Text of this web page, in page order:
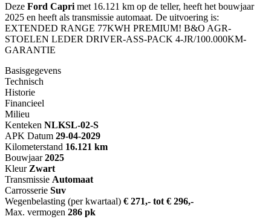
Deze Ford Capri met 16.121 km op de teller, heeft het bouwjaar
2025 en heeft als transmissie automaat. De uitvoering is:
EXTENDED RANGE 77KWH PREMIUM! B&O AGR-
STOELEN LEDER DRIVER-ASS-PACK 4-JR/100.000KM-
GARANTIE
Basisgegevens
Technisch
Historie
Financieel
Milieu
Kenteken NLKSL-02-S
APK Datum 29-04-2029
Kilometerstand 16.121 km
Bouwjaar 2025
Kleur Zwart
Transmissie Automaat
Carrosserie Suv
Wegenbelasting (per kwartaal) € 271,- tot € 296,-
Max. vermogen 286 pk